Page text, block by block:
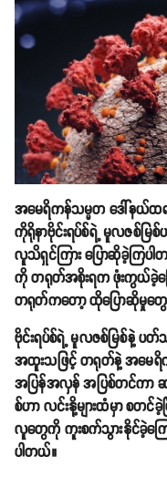
အမေရိကန်သမ္မတ ဒေါ်နယ်ထရ
ကိုရိုနာဗိုင်းရပ်စ်ရဲ့ မူလဇစ်မြ
လူသိရှင်ကြား ပြောဆိုခဲ့ကြပ
ကို တရုတ်အစိုးရက ဖုံးကွယ်ခဲ့‌က
တရုတ်ကတော့ ထိုပြောဆိုမှုတွေ
ဗိုင်းရပ်စ်ရဲ့ မူလဇစ်မြစ်နဲ့ ပတ်
အထူးသဖြင့် တရုတ်နဲ့ အမေရိ
အပြန်အလှန် အပြစ်တင်ကာ ဆ
စ်ဟာ လင်းနို့များထံမှာ စတင်ခဲ့
လူတွေကို ကူးစက်သွားနိုင်ခဲ့က
ပါတယ်။